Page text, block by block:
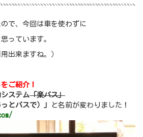
で、今回は車を使わずに
っています。
出来ますね。）
ご紹介！
ステム「楽バス」
とバスで）」
と名前が変わりました！